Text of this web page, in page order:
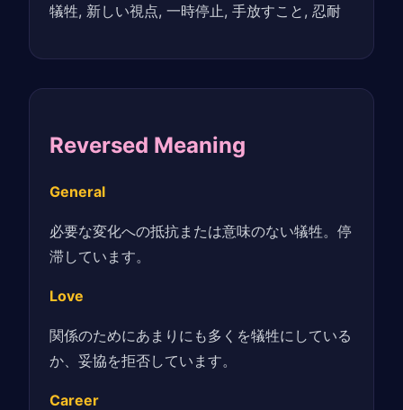
犠牲, 新しい視点, 一時停止, 手放すこと, 忍耐
Reversed Meaning
General
必要な変化への抵抗または意味のない犠牲。停
滞しています。
Love
関係のためにあまりにも多くを犠牲にしている
か、妥協を拒否しています。
Career